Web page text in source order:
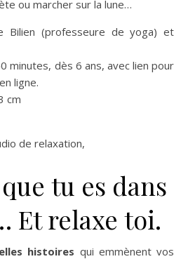
ou marcher sur la lune…
(professeure de yoga) et
minutes, dès 6 ans, avec lien pour
ligne.
cm
tu es dans
Et relaxe toi.
histoires qui emmènent vos